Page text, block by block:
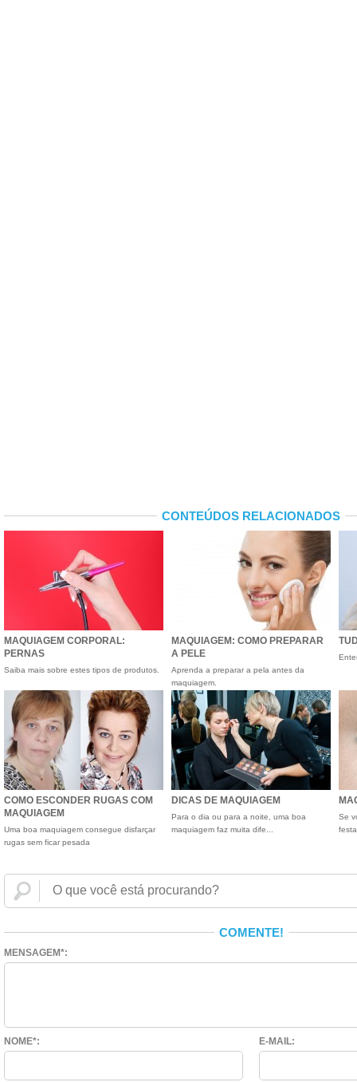
CONTEÚDOS RELACIONADOS
MAQUIAGEM CORPORAL:
PERNAS
Saiba mais sobre estes tipos de produtos.
MAQUIAGEM: COMO PREPARAR
A PELE
Aprenda a preparar a pela antes da
maquiagem.
COMO ESCONDER RUGAS COM
MAQUIAGEM
Uma boa maquiagem consegue disfarçar
rugas sem ficar pesada
DICAS DE MAQUIAGEM
Para o dia ou para a noite, uma boa
maquiagem faz muita dife...
Se
COMENTE!
MENSAGEM*:
NOME*: E-MAIL: